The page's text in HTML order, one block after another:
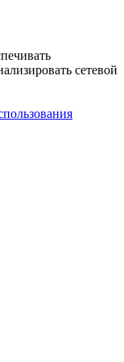
сетевой